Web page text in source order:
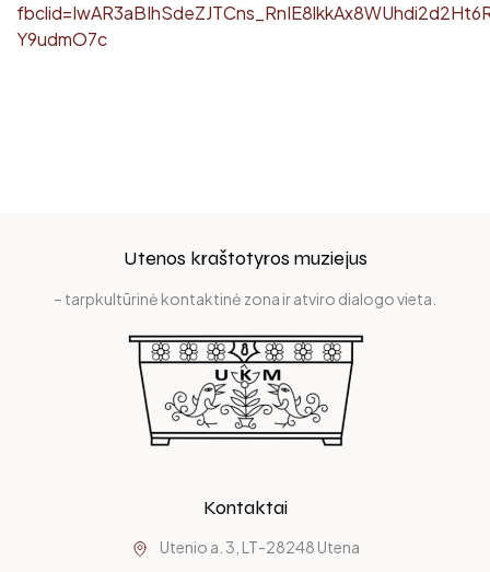
Y9udmO7c
Utenos kraštotyros muziejus
– tarpkultūrinė kontaktinė zona ir atviro dialogo vieta.
Kontaktai
Utenio a. 3, LT-28248 Utena